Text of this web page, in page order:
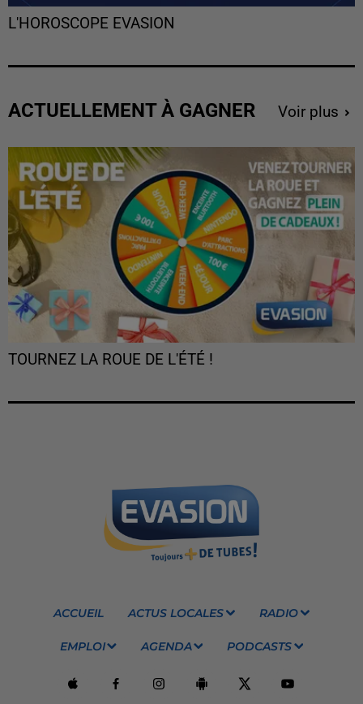
L'HOROSCOPE EVASION
ACTUELLEMENT À GAGNER Voir plus
TOURNEZ LA ROUE DE L'ÉTÉ !
ACCUEIL ACTUS LOCALES RADIO
EMPLOI AGENDA PODCASTS